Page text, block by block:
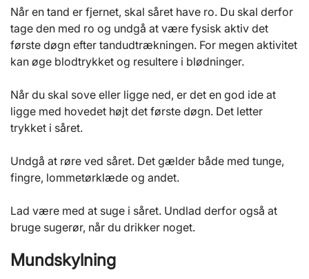
Når en tand er fjernet, skal såret have ro. Du skal derfor
tage den med ro og undgå at være fysisk aktiv det
første døgn efter tandudtrækningen. For megen aktivitet
kan øge blodtrykket og resultere i blødninger.
Når du skal sove eller ligge ned, er det en god ide at
ligge med hovedet højt det første døgn. Det letter
trykket i såret.
Undgå at røre ved såret. Det gælder både med tunge,
fingre, lommetørklæde og andet.
Lad være med at suge i såret. Undlad derfor også at
bruge sugerør, når du drikker noget.
Mundskylning